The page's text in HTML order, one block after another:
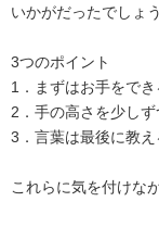
いかがだったでしょう
3つのポイント
1．まずはお手をで
2．手の高さを少し
3．言葉は最後に教え
これらに気を付けな